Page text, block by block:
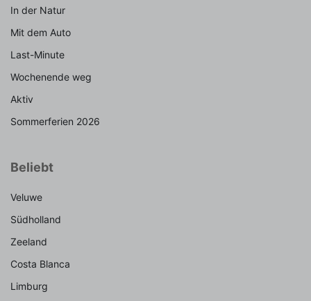
In der Natur
Mit dem Auto
Last-Minute
Wochenende weg
Aktiv
Sommerferien 2026
Beliebt
Veluwe
Südholland
Zeeland
Costa Blanca
Limburg